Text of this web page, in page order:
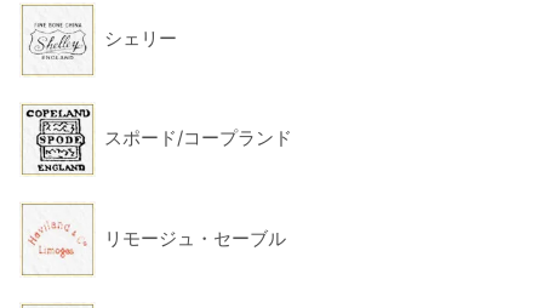
シェリー
スポード/コープランド
リモージュ・セーブル